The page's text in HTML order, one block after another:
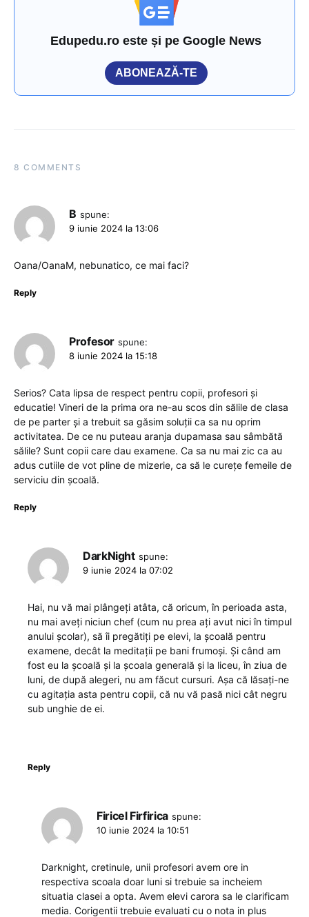
Edupedu.ro este și pe Google News
ABONEAZĂ-TE
8 COMMENTS
B spune:
9 iunie 2024 la 13:06
Oana/OanaM, nebunatico, ce mai faci?
Reply
Profesor spune:
8 iunie 2024 la 15:18
Serios? Cata lipsa de respect pentru copii, profesori și
educatie! Vineri de la prima ora ne-au scos din sălile de clasa
de pe parter și a trebuit sa găsim soluții ca sa nu oprim
activitatea. De ce nu puteau aranja dupamasa sau sâmbătă
sălile? Sunt copii care dau examene. Ca sa nu mai zic ca au
adus cutiile de vot pline de mizerie, ca să le curețe femeile de
serviciu din școală.
Reply
DarkNight spune:
9 iunie 2024 la 07:02
Hai, nu vă mai plângeți atâta, că oricum, în perioada asta,
nu mai aveți niciun chef (cum nu prea ați avut nici în timpul
anului școlar), să îi pregătiți pe elevi, la școală pentru
examene, decât la meditații pe bani frumoși. Și când am
fost eu la școală și la școala generală și la liceu, în ziua de
luni, de după alegeri, nu am făcut cursuri. Așa că lăsați-ne
cu agitația asta pentru copii, că nu vă pasă nici cât negru
sub unghie de ei.
Reply
Firicel Firfirica spune:
10 iunie 2024 la 10:51
Darknight, cretinule, unii profesori avem ore in
respectiva scoala doar luni si trebuie sa incheiem
situatia clasei a opta. Avem elevi carora sa le clarificam
media. Corigentii trebuie evaluati cu o nota in plus